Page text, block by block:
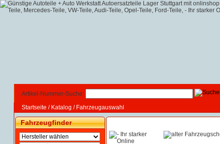
Artikel-Nummer-Suche:
Startseite / Katalog / Fahrzeugauswahl
Fahrzeugfinder